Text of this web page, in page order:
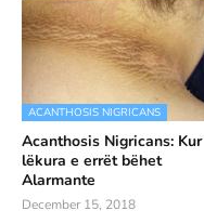
ACANTHOSIS NIGRICANS
Acanthosis Nigricans: Kur
lëkura e errët bëhet
Alarmante
December 15, 2018